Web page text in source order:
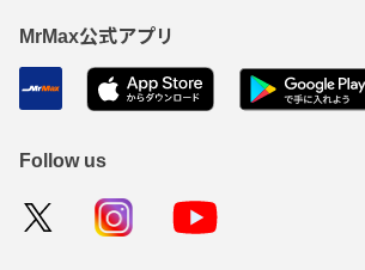
MrMax公式アプリ
Follow us